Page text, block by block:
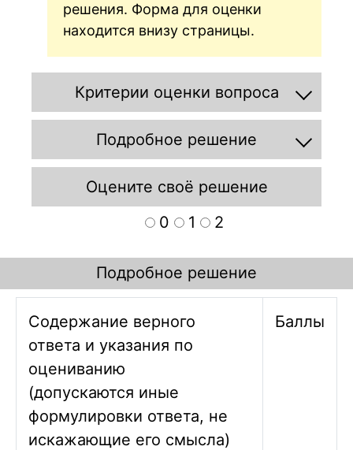
решения. Форма для оценки
находится внизу страницы.
Критерии оценки вопроса
Подробное решение
Оцените своё решение
0
1 2
Подробное решение
Содержание верного
ответа и указания по
оцениванию
(допускаются иные
формулировки ответа, не
искажающие его смысла)
Баллы